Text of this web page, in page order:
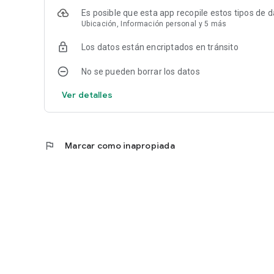
Es posible que esta app recopile estos tipos de
Ubicación, Información personal y 5 más
Los datos están encriptados en tránsito
No se pueden borrar los datos
Ver detalles
flag Marcar como inapropiada